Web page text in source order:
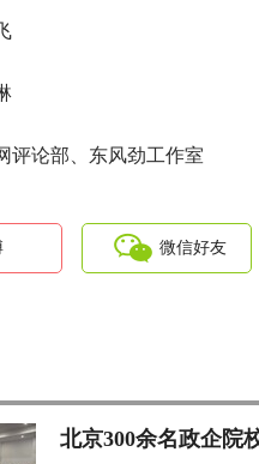
评论部、东风劲工作室
微信好友
北京300余名政企院